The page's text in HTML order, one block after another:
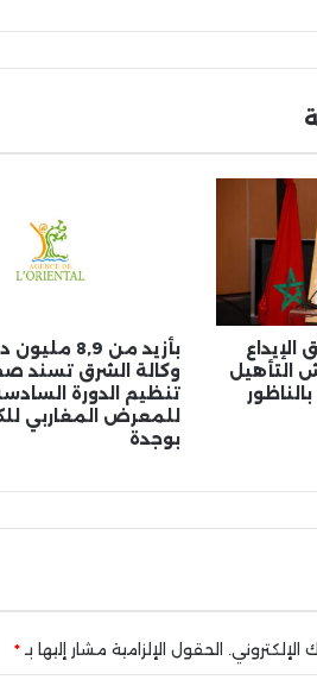
الإيداع
التأهيل
بأزيد من 8,9
وكالة الشرق تسند
تنظيم الدورة
للمعرض المغاربي
بوجدة
الحقول الإلزامية مشار إليها بـ *